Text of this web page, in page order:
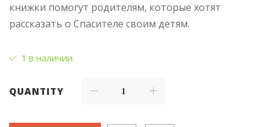
книжки помогут родителям, которые хотят
рассказать о Спасителе своим детям.
1 в наличии
QUANTITY